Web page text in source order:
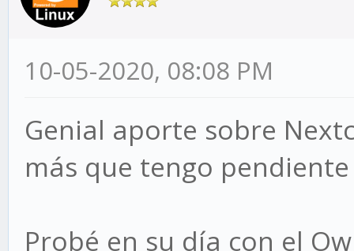
10-05-2020, 08:08 PM
Genial aporte sobre
más que tengo
Probé en su día con el